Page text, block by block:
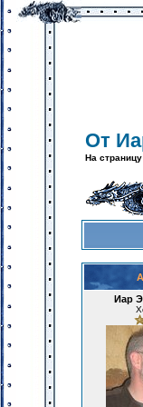
От
На страницу
Иар